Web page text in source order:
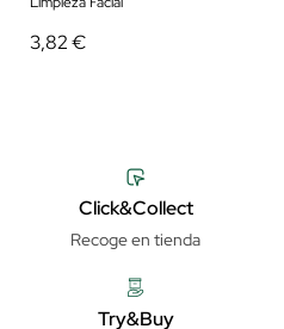
3,82 €
Click&Collect
Recoge en tienda
Try&Buy